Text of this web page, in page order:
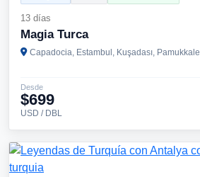
13 días
Magia Turca
Capadocia, Estambul, Kuşadası, Pamukkale
Desde
$699
USD / DBL